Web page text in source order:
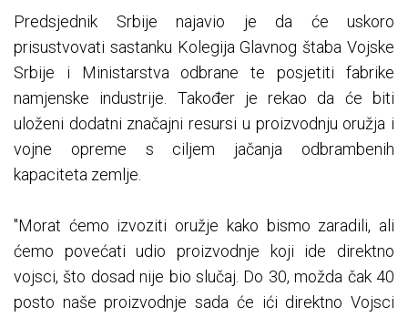
Predsjednik Srbije najavio je da će uskoro
prisustvovati sastanku Kolegija Glavnog štaba Vojske
Srbije i Ministarstva odbrane te posjetiti fabrike
namjenske industrije. Također je rekao da će biti
uloženi dodatni značajni resursi u proizvodnju oružja i
vojne opreme s ciljem jačanja odbrambenih
kapaciteta zemlje.
"Morat ćemo izvoziti oružje kako bismo zaradili, ali
ćemo povećati udio proizvodnje koji ide direktno
vojsci, što dosad nije bio slučaj. Do 30, možda čak 40
posto naše proizvodnje sada će ići direktno Vojsci